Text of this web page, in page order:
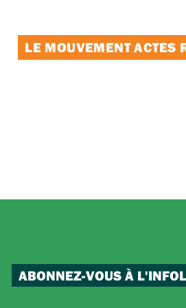
LE MOUVEMENT ACTES
ABONNEZ-VOUS À